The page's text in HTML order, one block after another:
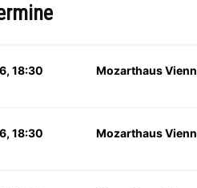
18:30 Mozarthaus
18:30 Mozarthaus